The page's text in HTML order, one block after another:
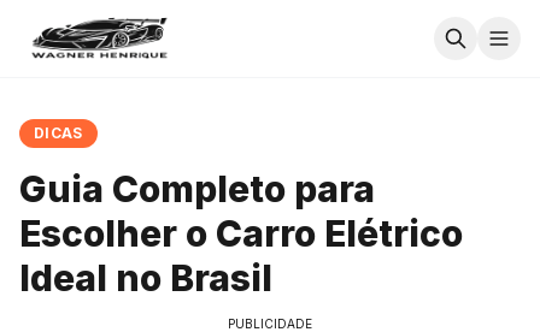
DICAS
Guia Completo para
Escolher o Carro Elétrico
Ideal no Brasil
PUBLICIDADE